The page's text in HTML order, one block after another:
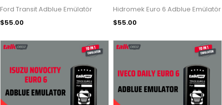
Ford Transit Adblue Emülatör
$55.00
Hidromek Euro 6 Adblue Emülatör
$55.00